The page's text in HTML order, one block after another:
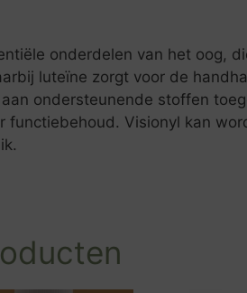
onderdelen van het oog,
luteïne zorgt voor de
ondersteunende stoffen
functiebehoud. Visionyl kan